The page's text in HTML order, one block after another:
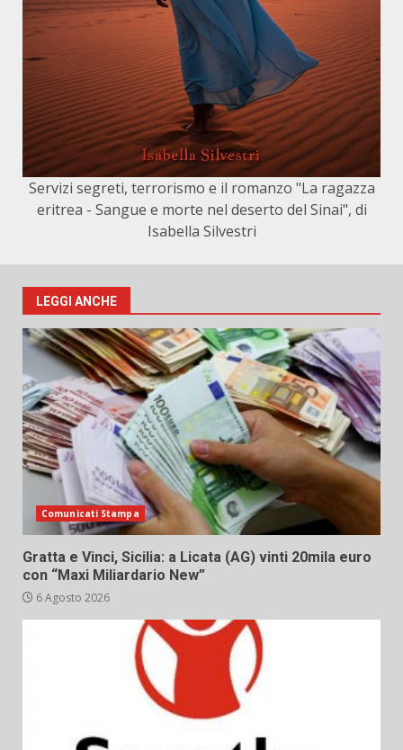
Servizi segreti, terrorismo e il romanzo "La ragazza
eritrea - Sangue e morte nel deserto del Sinai", di
Isabella Silvestri
LEGGI ANCHE
Comunicati Stampa
Gratta e Vinci, Sicilia: a Licata (AG) vinti 20mila euro
con “Maxi Miliardario New”
6 Agosto 2026